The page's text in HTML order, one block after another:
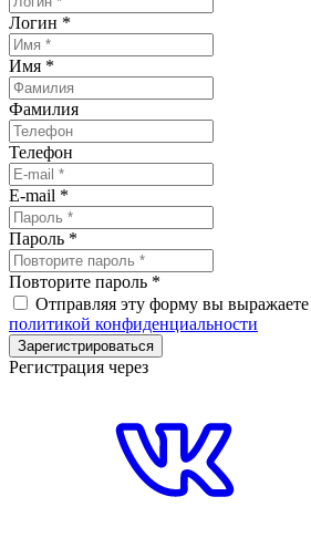
Логин *
Имя *
Фамилия
Телефон
E-mail *
Пароль *
Повторите пароль *
Отправляя эту форму вы выражаете
политикой конфиденциальности
Зарегистрироваться
Регистрация через